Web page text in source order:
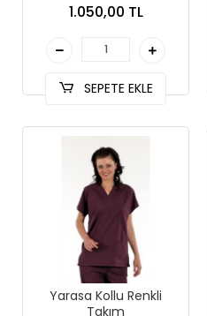
1.050,00 TL
SEPETE EKLE
Yarasa Kollu Renkli
Takım